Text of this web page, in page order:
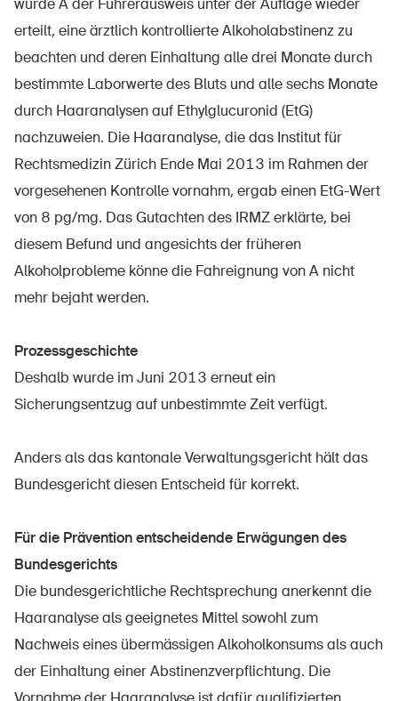
Bestellen & herunterladen
Kurse & Veranstaltungen
Rechtsfragen & Gerichtsentscheide
Sicherheitsdelegierte & Gemeinden
Kontakt & Beratung
wurde A der Führerausweis unter der Auflage wieder
erteilt, eine ärztlich kontrollierte Alkoholabstinenz zu
beachten und deren Einhaltung alle drei Monate durch
bestimmte Laborwerte des Bluts und alle sechs Monate
durch Haaranalysen auf Ethylglucuronid (EtG)
nachzuweien. Die Haaranalyse, die das Institut für
Rechtsmedizin Zürich Ende Mai 2013 im Rahmen der
vorgesehenen Kontrolle vornahm, ergab einen EtG-Wert
von 8 pg/mg. Das Gutachten des IRMZ erklärte, bei
diesem Befund und angesichts der früheren
Alkoholprobleme könne die Fahreignung von A nicht
mehr bejaht werden.
Prozessgeschichte
Deshalb wurde im Juni 2013 erneut ein
Sicherungsentzug auf unbestimmte Zeit verfügt.
Anders als das kantonale Verwaltungsgericht hält das
Bundesgericht diesen Entscheid für korrekt.
Für die Prävention entscheidende Erwägungen des
Bundesgerichts
Die bundesgerichtliche Rechtsprechung anerkennt die
Haaranalyse als geeignetes Mittel sowohl zum
Nachweis eines übermässigen Alkoholkonsums als auch
der Einhaltung einer Abstinenzverpflichtung. Die